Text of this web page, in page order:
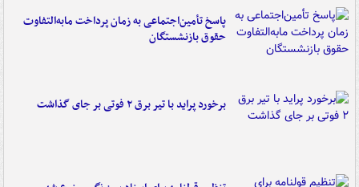
پاسخ تأمین‌اجتماعی به زمان پرداخت مابه‌التفاوت
حقوق بازنشستگان
برخورد پراید با تیر برق ۲ فوتی بر جای گذاشت